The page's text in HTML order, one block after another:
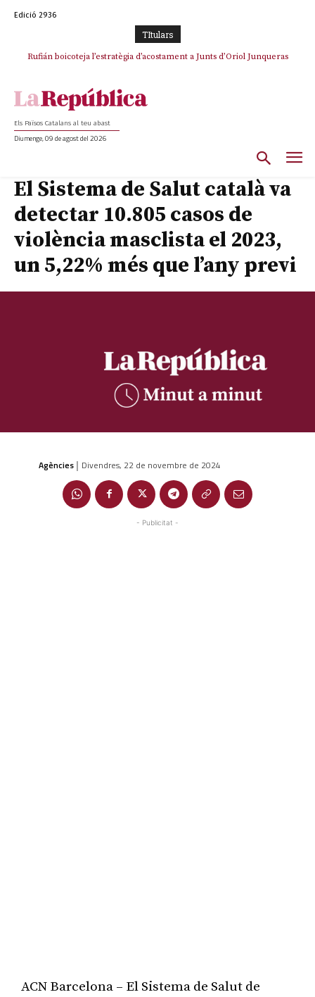
Edició 2936
TItulars
Rufián boicoteja l’estratègia d’acostament a Junts d’Oriol Junqueras
Rufián dinamita la unitat independentista amb un atac frontal al retorn
Els Països Catalans al teu abast
Diumenge, 09 de agost del 2026
El Sistema de Salut català va
detectar 10.805 casos de
violència masclista el 2023,
un 5,22% més que l’any previ
Agències | Divendres, 22 de novembre de 2024
- Publicitat -
ACN Barcelona – El Sistema de Salut de